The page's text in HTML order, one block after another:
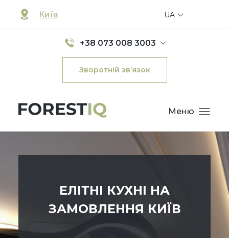
Київ
+38 073 008 3003
Зворотній зв’язок
UA
Меню
ЕЛІТНІ КУХНІ НА
ЗАМОВЛЕННЯ КИЇВ